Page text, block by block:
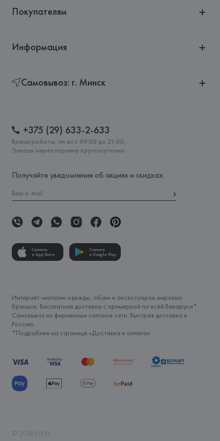
Покупателям
Информация
Самовывоз: г. Минск
+375 (29) 633-2-633
Время работы: пн-вс с 09:00 до 21:00,
Заказы через корзину круглосуточно
Получайте уведомления об акциях и скидках:
Скачать
в App Store
Скачать
в Google Play
Интернет-магазин одежды, обуви и аксессуаров мировых
брендов. Бесплатная доставка с примеркой по всей Беларуси*.
Самовывоз из фирменных салонов сети. Быстрая доставка в
Россию.
*Подробнее на странице «Доставка и оплата»
© 2026 FH.BY